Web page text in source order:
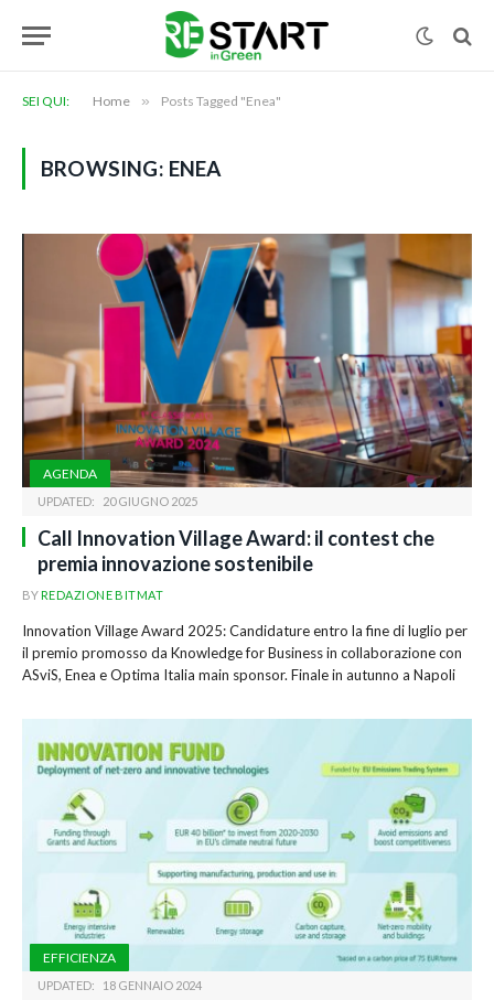
SEI QUI: Home » Posts Tagged "Enea"
BROWSING: ENEA
AGENDA
UPDATED: 20 GIUGNO 2025
Call Innovation Village Award: il contest che
premia innovazione sostenibile
BYREDAZIONE BITMAT
Innovation Village Award 2025: Candidature entro la fine di luglio per
il premio promosso da Knowledge for Business in collaborazione con
ASviS, Enea e Optima Italia main sponsor. Finale in autunno a Napoli
EFFICIENZA
UPDATED: 18 GENNAIO 2024